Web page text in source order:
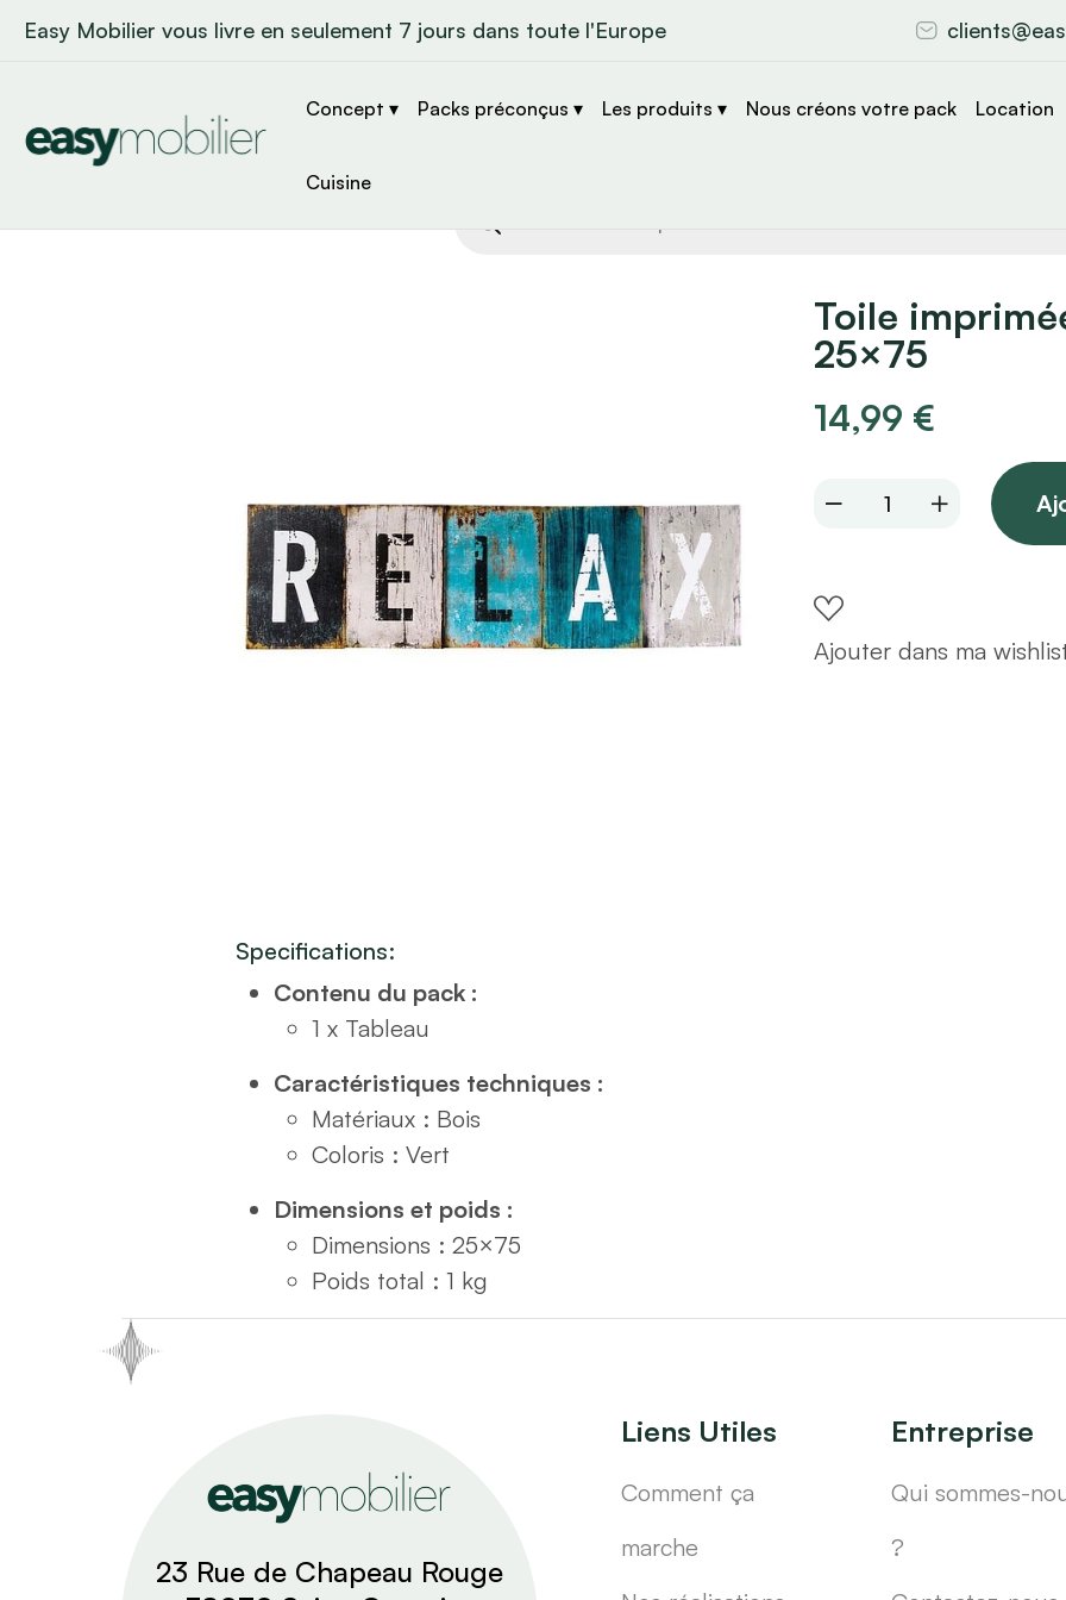
Easy Mobilier vous livre en seulement 7 jours dans toute l'Europe
Concept ▾ Packs préconçus ▾ Les produits ▾ Nous créons votre pack Location
Cuisine
de
Toile
25×75
14,99 €
Toile
25x75
quantity
Ajouter dans ma
Specifications:
Contenu du pack :
1 x Tableau
Caractéristiques techniques :
Matériaux : Bois
Coloris : Vert
Dimensions et poids :
Dimensions : 25×75
Poids total : 1 kg
23 Rue de Chapeau Rouge
Liens Utiles
Comment ça
marche
Entreprise
Qui sommes-
?